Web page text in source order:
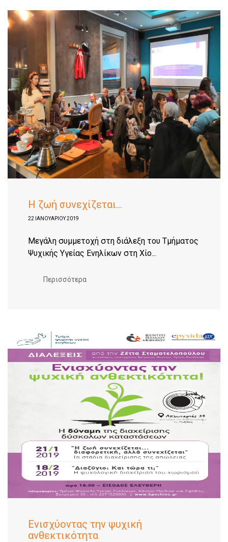
Η ζωή συνεχίζεται...
22 ΙΑΝΟΥΑΡΊΟΥ 2019
Μεγάλη συμμετοχή στη διάλεξη του Τμήματος
Ψυχικής Υγείας Ενηλίκων στη Χίο...
Περισσότερα
Ενισχύοντας την ψυχική
ανθεκτικότητα